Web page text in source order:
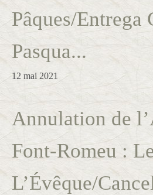
Pâques/Entrega
Pasqua...
12 mai 2021
Annulation de
Font-Romeu :
L’Évêque/